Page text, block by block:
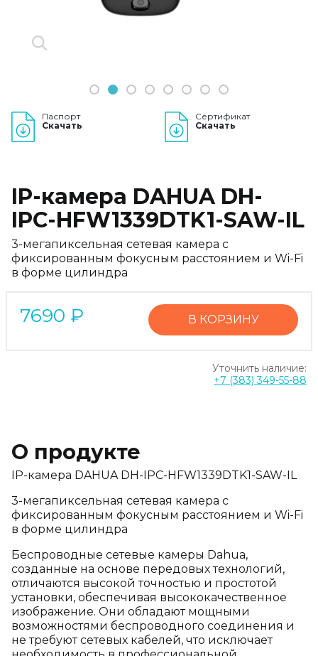
1 2 3 4 5 6 7 8
Паспорт
Скачать
Сертификат
Скачать
IP-камера DAHUA DH-
IPC-HFW1339DTK1-SAW-IL
3-мегапиксельная сетевая камера с
фиксированным фокусным расстоянием и Wi-Fi
в форме цилиндра
7690 ₽ В КОРЗИНУ
Уточнить наличие:
+7 (383) 349-55-88
О продукте
IP-камера DAHUA DH-IPC-HFW1339DTK1-SAW-IL
3-мегапиксельная сетевая камера с
фиксированным фокусным расстоянием и Wi-Fi
в форме цилиндра
Беспроводные сетевые камеры Dahua,
созданные на основе передовых технологий,
отличаются высокой точностью и простотой
установки, обеспечивая высококачественное
изображение. Они обладают мощными
возможностями беспроводного соединения и
не требуют сетевых кабелей, что исключает